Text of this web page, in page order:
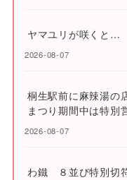
ヤマユリが咲くと…
2026-08-07
桐生駅前に麻辣湯
まつり期間中は特別
2026-08-07
わ鐵 ８並び特別切